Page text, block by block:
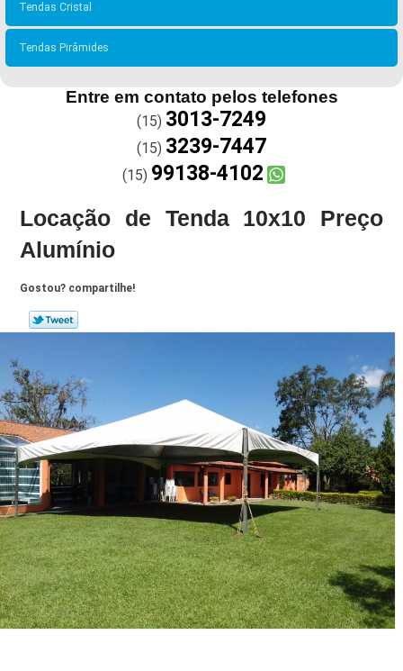
Tendas Cristal
Tendas Pirâmides
Entre em contato pelos telefones
(15) 3013-7249
(15) 3239-7447
(15) 99138-4102
Locação de Tenda 10x10 Preço
Alumínio
Gostou? compartilhe!